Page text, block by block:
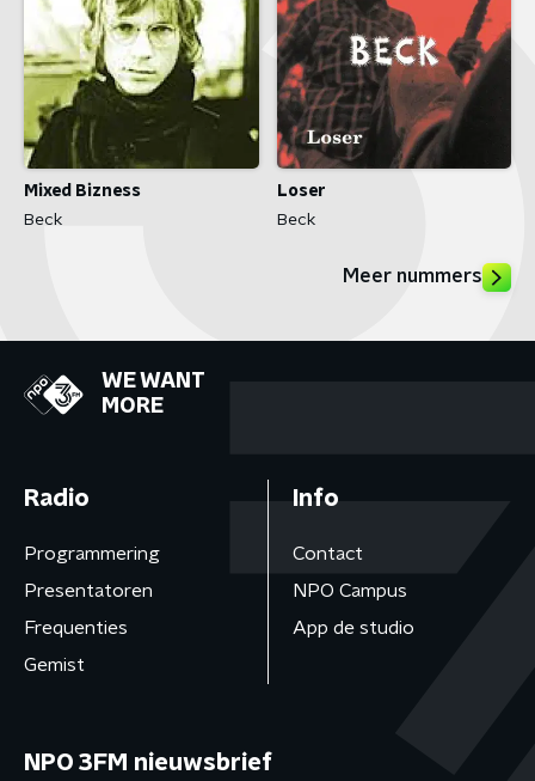
Mixed Bizness
Beck
Loser
Beck
Meer nummers
WE WANT
MORE
Radio
Programmering
Presentatoren
Frequenties
Gemist
Info
Contact
NPO Campus
App de studio
NPO 3FM nieuwsbrief